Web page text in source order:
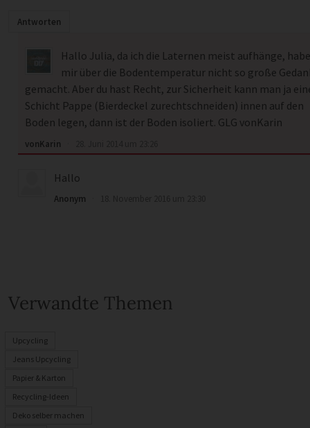
Antworten
Hallo Julia, da ich die Laternen meist aufhänge,
mir über die Bodentemperatur nicht so große
gemacht. Aber du hast Recht, zur Sicherheit kann man ja
Schicht Pappe (Bierdeckel zurechtschneiden) innen auf den
Boden legen, dann ist der Boden isoliert. GLG vonKarin
vonKarin
Hallo
Anonym
Verwandte Themen
Upcycling
Jeans Upcycling
Papier & Karton
Recycling-Ideen
Deko selber machen